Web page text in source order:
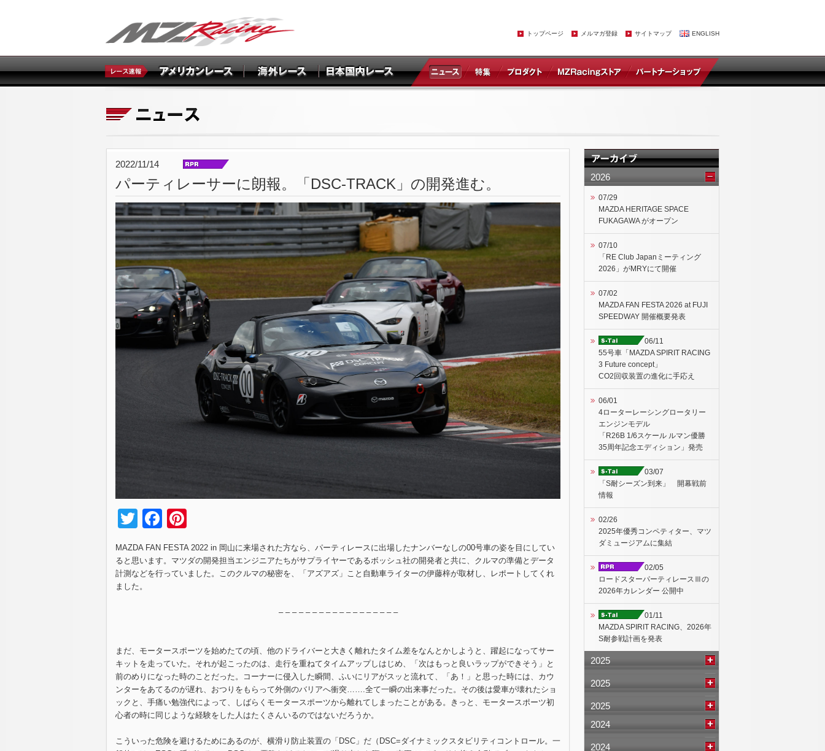
トップページ メルマガ登録 サイトマップ ENGLISH
2022/11/14
パーティレーサーに朗報。「DSC-TRACK」の開発進む。
TwitterFacebook
MAZDA FAN FESTA 2022 in 岡山に来場された方なら、パーティレースに出場したナンバーなしの00号車の姿を目にしてい
ると思います。マツダの開発担当エンジニアたちがサプライヤーであるボッシュ社の開発者と共に、クルマの準備とデータ
計測などを行っていました。このクルマの秘密を、「アズアズ」こと自動車ライターの伊藤梓が取材し、レポートしてくれ
ました。
– – – – – – – – – – – – – – – – – –
まだ、モータースポーツを始めたての頃、他のドライバーと大きく離れたタイム差をなんとかしようと、躍起になってサー
キットを走っていた。それが起こったのは、走行を重ねてタイムアップしはじめ、「次はもっと良いラップができそう」と
前のめりになった時のことだった。コーナーに侵入した瞬間、ふいにリアがスッと流れて、「あ！」と思った時には、カウ
ンターをあてるのが遅れ、おつりをもらって外側のバリアへ衝突…….全て一瞬の出来事だった。その後は愛車が壊れたショ
ックと、手痛い勉強代によって、しばらくモータースポーツから離れてしまったことがある。きっと、モータースポーツ初
心者の時に同じような経験をした人はたくさんいるのではないだろうか。
こういった危険を避けるためにあるのが、横滑り防止装置の「DSC」だ（DSC=ダイナミックスタビリティコントロール。一
2026
07/29
MAZDA HERITAGE SPACE
FUKAGAWA がオープン
07/10
「RE Club Japanミーティング
2026」がMRYにて開催
07/02
MAZDA FAN FESTA 2026 at FUJI
SPEEDWAY 開催概要発表
06/11
55号車「MAZDA SPIRIT RACING
3 Future concept」
CO2回収装置の進化に手応え
06/01
4ローターレーシングロータリー
エンジンモデル
「R26B 1/6スケール ルマン優勝
35周年記念エディション」発売
03/07
「S耐シーズン到来」 開幕戦前
情報
02/26
2025年優秀コンペティター、マツ
ダミュージアムに集結
02/05
ロードスターパーティレースⅢの
2026年カレンダー 公開中
01/11
MAZDA SPIRIT RACING、2026年
S耐参戦計画を発表
2025
2025
2025
2024
2024